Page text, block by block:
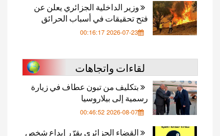
وزير الداخلية الجزائري يعلن عن
فتح تحقيقات في أسباب الحرائق
2026-07-23 00:16:17
لقاءات واتجاهات
بتكليف من تبون عطاف في زيارة
رسمية إلى بيلاروسيا
2026-08-07 00:46:52
القضاء الجزائري يقرّر إيداع شخص